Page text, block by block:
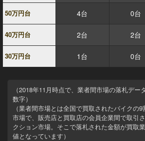
50万円台 4台 0台
40万円台 2台 2台
30万円台 1台 0台
（2018年11月時点で、業者間市場の落札デー
数字）
（業者間市場とは全国で買取されたバイクの
市場で、販売店と買取店の会員企業間で取引
クション市場。そこで落札された金額が買取
値となっています）